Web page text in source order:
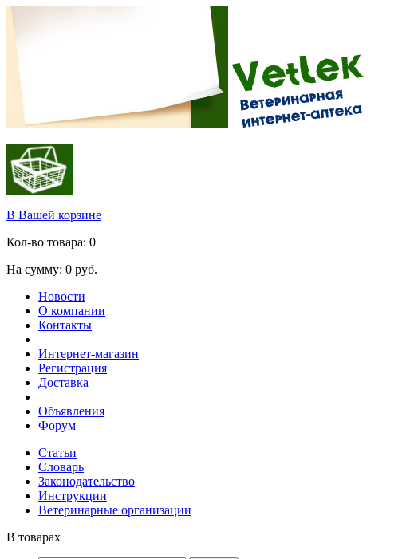
В Вашей корзине
Кол-во товара: 0
На сумму: 0 руб.
Новости
О компании
Контакты
Интернет-магазин
Регистрация
Доставка
Объявления
Форум
Статьи
Словарь
Законодательство
Инструкции
Ветеринарные организации
В товарах